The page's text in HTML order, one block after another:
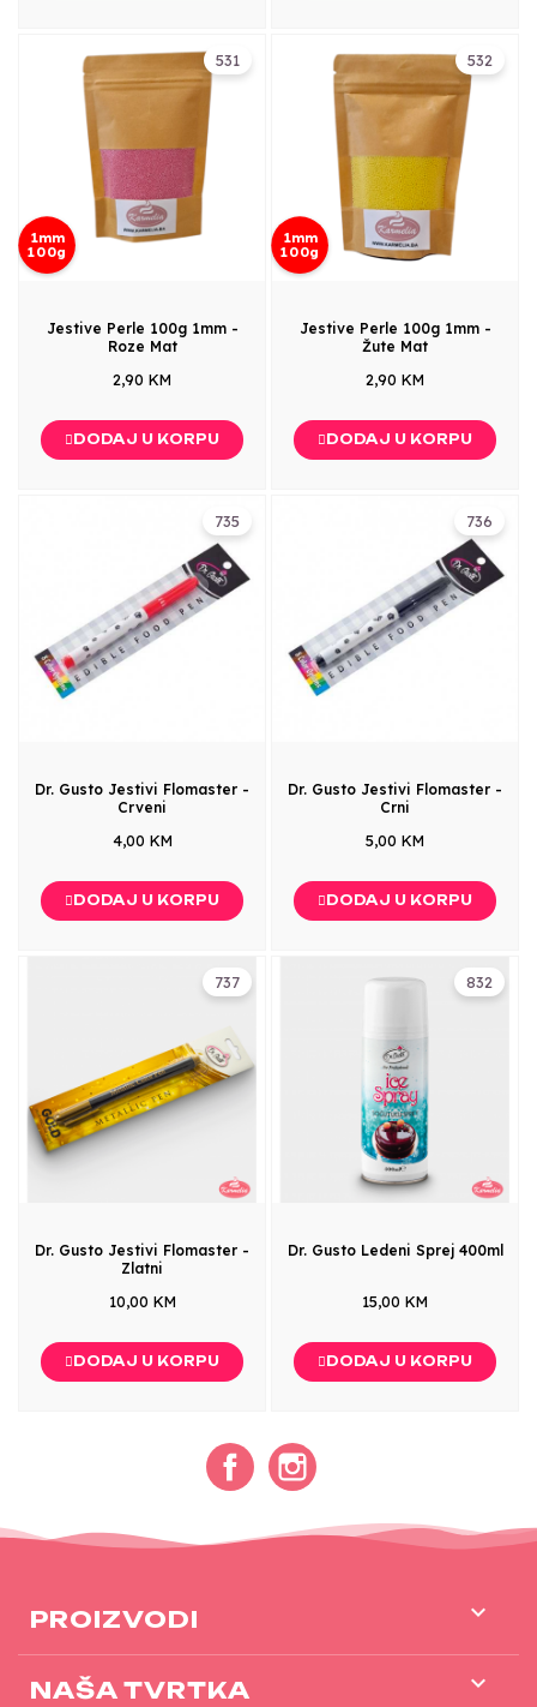
531
1mm
100g
Jestive Perle 100g 1mm -
Roze Mat
2,90 KM
DODAJ U KORPU
532
1mm
100g
Jestive Perle 100g 1mm -
Žute Mat
2,90 KM
DODAJ U KORPU
735
Dr. Gusto Jestivi Flomaster -
Crveni
4,00 KM
DODAJ U KORPU
736
Dr. Gusto Jestivi Flomaster -
Crni
5,00 KM
DODAJ U KORPU
737
Dr. Gusto Jestivi Flomaster -
Zlatni
10,00 KM
DODAJ U KORPU
832
Dr. Gusto Ledeni Sprej 400ml
15,00 KM
DODAJ U KORPU
Facebook
PROIZVODI 
NAŠA TVRTKA 